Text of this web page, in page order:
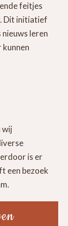
feitjes
Dit initiatief
leren
kunnen
wij
is er
een bezoek